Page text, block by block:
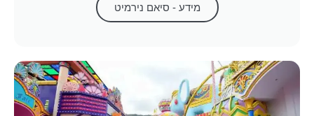
מידע - סיאם נירמיט